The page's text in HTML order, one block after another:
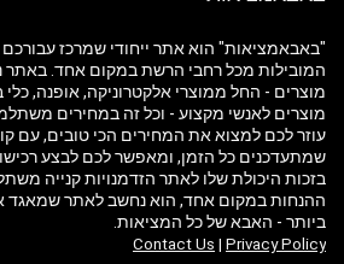
"באבאמציאות" הוא אתר ייחודי שמרכז
המובילות מכל רחבי הרשת במקום אחד. באתר
מוצרים - החל ממוצרי אלקטרוניקה, אופנה, כלי
מוצרים לאנשי מקצוע - וכל זה במחירים
עוזר לכם למצוא את המחירים הכי טובים, עם
שמתעדכנים כל הזמן, ומאפשר לכם לבצע
בזכות היכולת שלו לאתר הזדמנויות קנייה
ההנחות במקום אחד, הוא נחשב לאתר שמאגד
ביותר - האבא של כל המציאות.
Contact Us | Privacy Policy